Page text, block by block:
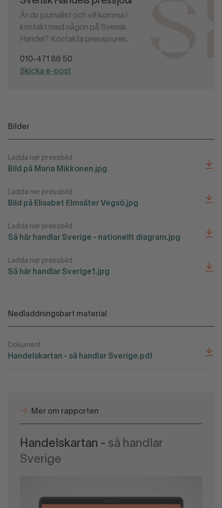
Är du journalist och vill komma i
kontakt med någon på Svensk
Handel? Kontakta pressjouren.
010-471 86 50
Skicka e-post
Bilder
Ladda ner pressbild
Bild på Maria Mikkonen.jpg
Ladda ner pressbild
Bild på Elisabet Elmsäter Vegsö.jpg
Ladda ner pressbild
Så här handlar Sverige - nationellt diagram.jpg
Ladda ner pressbild
Så här handlar Sverige1.jpg
Nedladdningsbart material
Dokument
Handelskartan - så handlar Sverige.pdf
Mer om rapporten
Handelskartan - så handlar
Sverige